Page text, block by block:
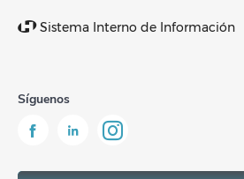
Sistema Interno de Información
Síguenos